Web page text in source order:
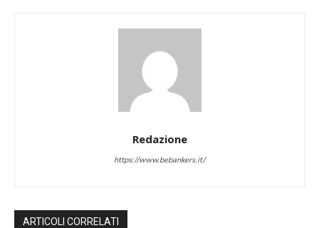
Redazione
https://www.bebankers.it/
ARTICOLI CORRELATI